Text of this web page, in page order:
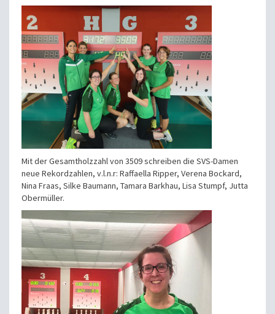
Mit der Gesamtholzzahl von 3509 schreiben die SVS-Damen
neue Rekordzahlen, v.l.n.r: Raffaella Ripper, Verena Bockard,
Nina Fraas, Silke Baumann, Tamara Barkhau, Lisa Stumpf, Jutta
Obermüller.